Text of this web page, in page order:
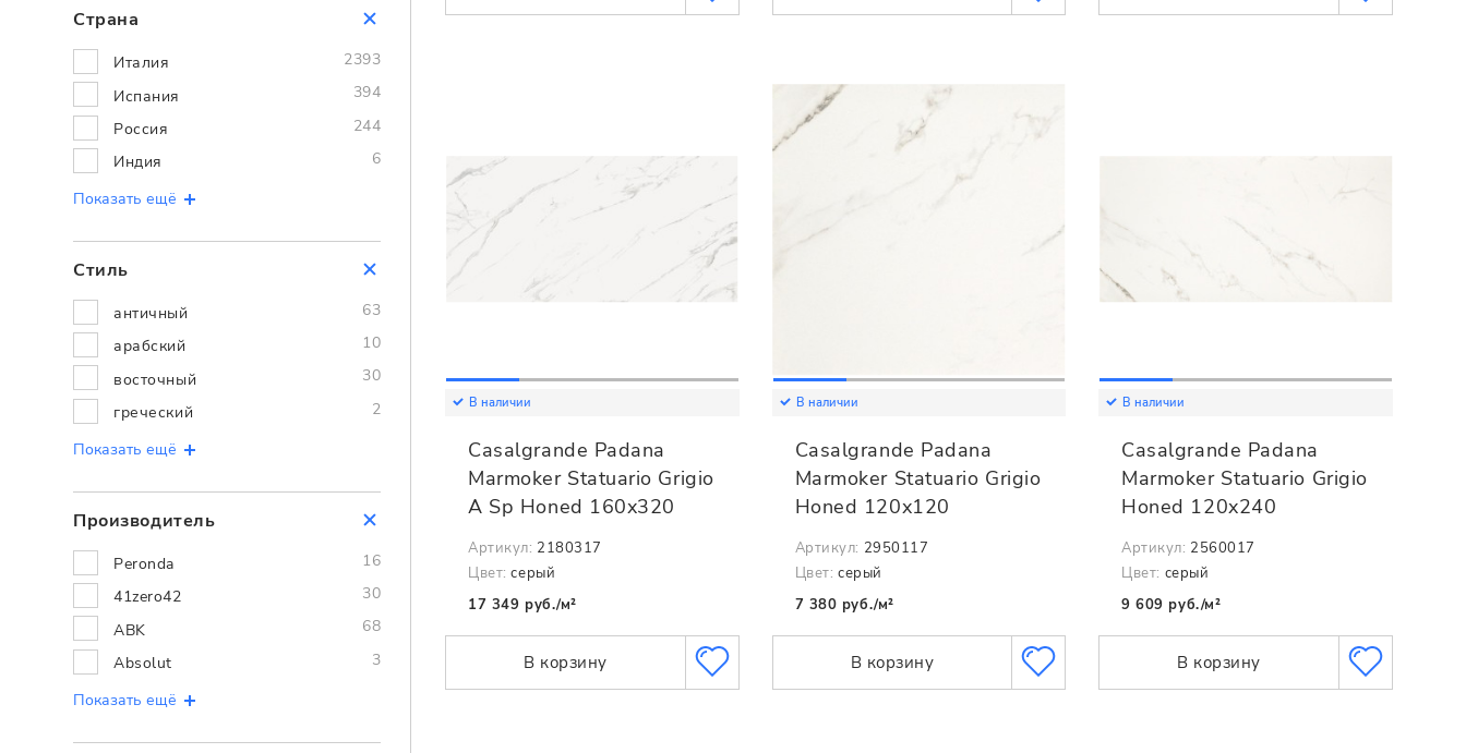
Страна
Италия
2393
Испания
394
Россия
244
Индия
6
Показать ещё
Стиль
античный
63
арабский
10
восточный
30
греческий
2
Показать ещё
Производитель
Peronda
16
41zero42
30
ABK
68
Absolut
3
Показать ещё
В наличии
Casalgrande Padana
Marmoker Statuario Grigio
A Sp Honed 160x320
Артикул: 2180317
Цвет: серый
17 349 руб./м²
В корзину
В наличии
Casalgrande Padana
Marmoker Statuario Grigio
Honed 120x120
Артикул: 2950117
Цвет: серый
7 380 руб./м²
В корзину
В наличии
Casalgrande Padana
Marmoker Statuario Grigio
Honed 120x240
Артикул: 2560017
Цвет: серый
9 609 руб./м²
В корзину